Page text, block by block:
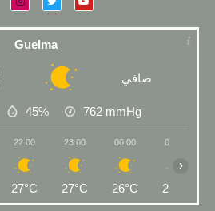
Guelma
صافي
45% 762 mmHg
22:00
27°C
23:00
27°C
00:00
26°C
01:00
25°C
›